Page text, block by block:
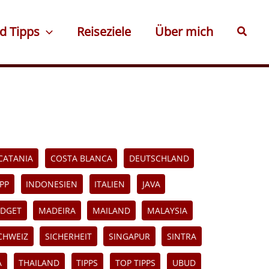
Tipps Reiseziele Über mich
COSTA BLANCA DEUTSCHLAND
INDONESIEN ITALIEN JAVA
MADEIRA MAILAND MALAYSIA
SICHERHEIT SINGAPUR SINTRA
THAILAND TIPPS TOP TIPPS UBUD